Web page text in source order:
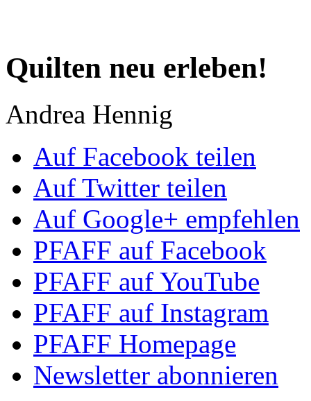
Quilten neu erleben!
Andrea Hennig
Auf Facebook teilen
Auf Twitter teilen
Auf Google+ empfehlen
PFAFF auf Facebook
PFAFF auf YouTube
PFAFF auf Instagram
PFAFF Homepage
Newsletter abonnieren